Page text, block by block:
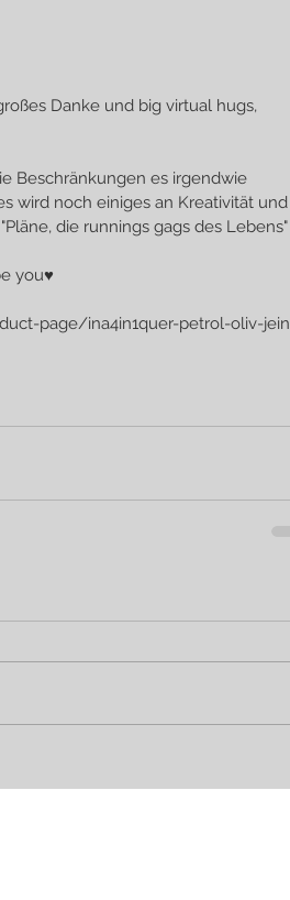
Beschränkungen es irgendwie
wird noch einiges an Kreativität und
die runnings gags des Lebens"
you♥
page/ina4in1quer-petrol-oliv-jein